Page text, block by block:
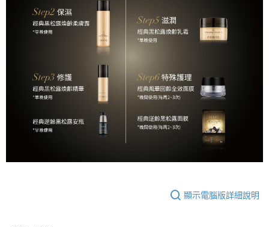
顯示電腦版詳細說明